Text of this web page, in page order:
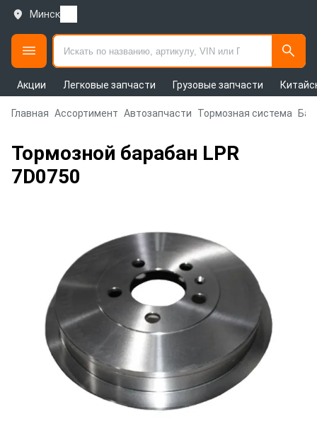
Минск
Акции Легковые запчасти Грузовые запчасти
Главная Ассортимент Автозапчасти Тормозная система
Тормозной барабан LPR
7D0750